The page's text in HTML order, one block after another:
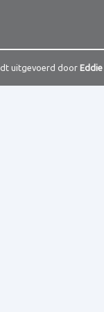
uitgevoerd door Eddie